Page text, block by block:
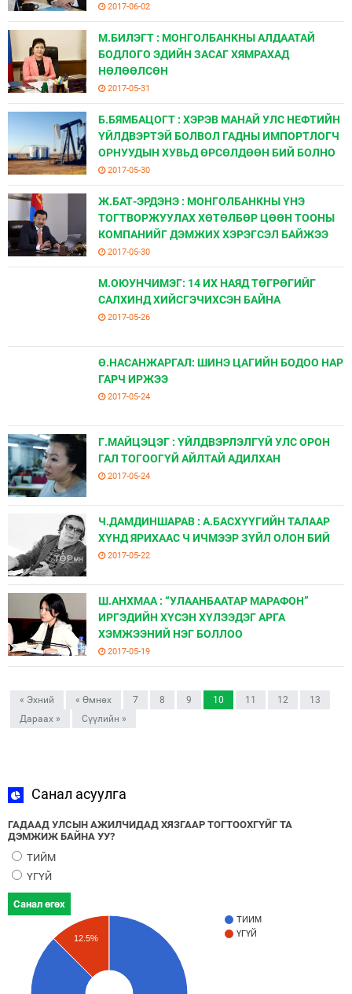
2017-06-02
М.БИЛЭГТ : МОНГОЛБАНКНЫ АЛДААТАЙ
БОДЛОГО ЭДИЙН ЗАСАГ ХЯМРАХАД
НӨЛӨӨЛСӨН
2017-05-31
Б.БЯМБАЦОГТ : ХЭРЭВ МАНАЙ УЛС НЕФТИЙН
ҮЙЛДВЭРТЭЙ БОЛВОЛ ГАДНЫ ИМПОРТЛОГЧ
ОРНУУДЫН ХУВЬД ӨРСӨЛДӨӨН БИЙ БОЛНО
2017-05-30
Ж.БАТ-ЭРДЭНЭ : МОНГОЛБАНКНЫ ҮНЭ
ТОГТВОРЖУУЛАХ ХӨТӨЛБӨР ЦӨӨН ТООНЫ
КОМПАНИЙГ ДЭМЖИХ ХЭРЭГСЭЛ БАЙЖЭЭ
2017-05-30
М.ОЮУНЧИМЭГ: 14 ИХ НАЯД ТӨГРӨГИЙГ
САЛХИНД ХИЙСГЭЧИХСЭН БАЙНА
2017-05-26
Ө.НАСАНЖАРГАЛ: ШИНЭ ЦАГИЙН БОДОО НАР
ГАРЧ ИРЖЭЭ
2017-05-24
Г.МАЙЦЭЦЭГ : ҮЙЛДВЭРЛЭЛГҮЙ УЛС ОРОН
ГАЛ ТОГООГҮЙ АЙЛТАЙ АДИЛХАН
2017-05-24
Ч.ДАМДИНШАРАВ : А.БАСХҮҮГИЙН ТАЛААР
ХҮНД ЯРИХААС Ч ИЧМЭЭР ЗҮЙЛ ОЛОН БИЙ
2017-05-22
Ш.АНХМАА : “УЛААНБААТАР МАРАФОН”
ИРГЭДИЙН ХҮСЭН ХҮЛЭЭДЭГ АРГА
ХЭМЖЭЭНИЙ НЭГ БОЛЛОО
2017-05-19
« Эхний « Өмнөх 7 8 9 10 11 12
13
Дараах »
Сүүлийн »
Санал асуулга
ГАДААД УЛСЫН АЖИЛЧИДАД ХЯЗГААР ТОГТООХГҮЙГ ТА
ДЭМЖИЖ БАЙНА УУ?
ТИЙМ
ҮГҮЙ
Санал өгөх
ТИЙМ
ҮГҮЙ
12.5%